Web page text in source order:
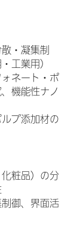
・凝集制
工業用）
ネート・ポ
機能性ナノ
プ添加材の
粧品）の分
御、界面活